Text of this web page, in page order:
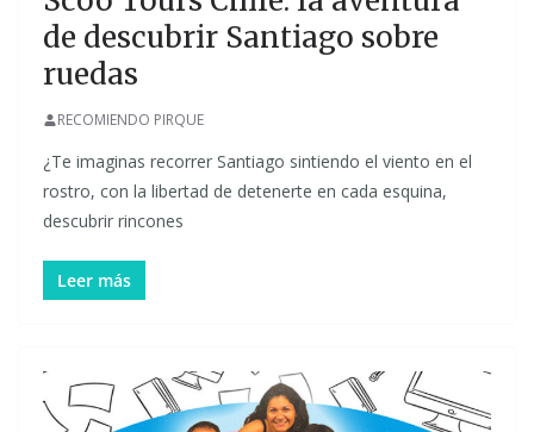
de descubrir Santiago sobre
ruedas
RECOMIENDO PIRQUE
¿Te imaginas recorrer Santiago sintiendo el viento en el
rostro, con la libertad de detenerte en cada esquina,
descubrir rincones
Leer más